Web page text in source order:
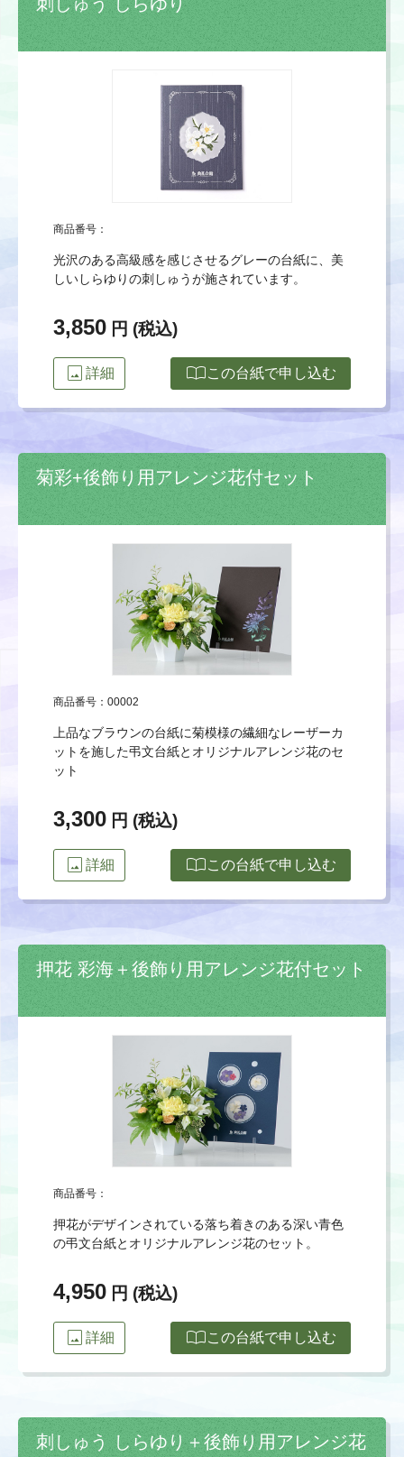
商品番号：
光沢のある高級感を感じさせるグレーの台紙に、美
しいしらゆりの刺しゅうが施されています。
3,850 円 (税込)
image 詳細 import_contactsこの台紙で申し込む
菊彩+後飾り用アレンジ花付セット
商品番号：00002
上品なブラウンの台紙に菊模様の繊細なレーザーカ
ットを施した弔文台紙とオリジナルアレンジ花のセ
ット
3,300 円 (税込)
image 詳細 import_contactsこの台紙で申し込む
押花 彩海＋後飾り用アレンジ花付セット
商品番号：
押花がデザインされている落ち着きのある深い青色
の弔文台紙とオリジナルアレンジ花のセット。
4,950 円 (税込)
image 詳細 import_contactsこの台紙で申し込む
刺しゅう しらゆり＋後飾り用アレンジ花